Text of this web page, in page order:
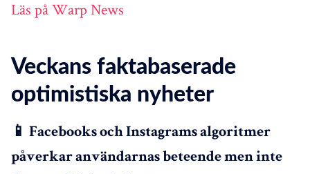
Läs på Warp News
Veckans faktabaserade
optimistiska nyheter
📱 Facebooks och Instagrams algoritmer
påverkar användarnas beteende men inte